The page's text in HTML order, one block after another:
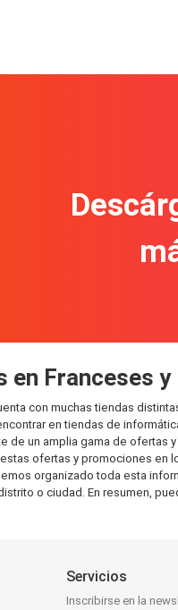
Franceses
con muchas tiendas
en tiendas de
de un amplia gama de
ofertas y promociones en
organizado toda esta
o ciudad. En resumen,
Servicios
Inscribirse en la